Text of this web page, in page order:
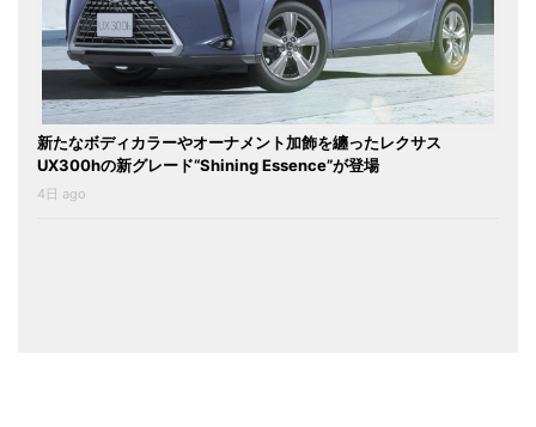
新たなボディカラーやオーナメント加飾を纏ったレクサス
UX300hの新グレード“Shining Essence”が登場
4日 ago